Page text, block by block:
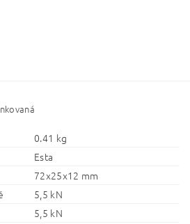
0.41 kg
Esta
72x25x12 mm
5,5 kN
5,5 kN